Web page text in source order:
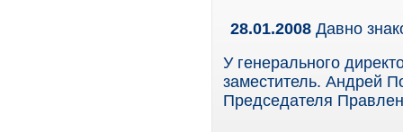
28.01.2008 Давно
У генерального
заместитель. Андрей
Председателя